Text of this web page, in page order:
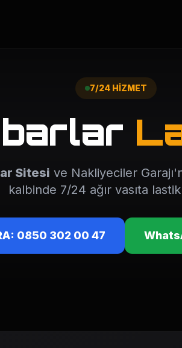
7/24 HİZMET
Sitesi ve Nakliyeciler
kalbinde 7/24 ağır vasıta
0850 302 00 47